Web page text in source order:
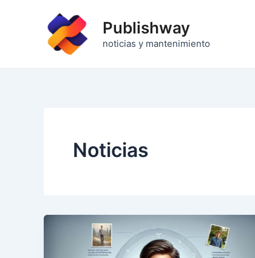
Publishway
noticias y mantenimiento
Noticias